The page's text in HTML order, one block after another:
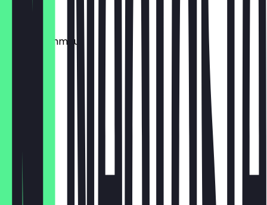
Frucht-Schmaus